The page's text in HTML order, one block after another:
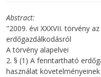
Abstract
"2009. évi XXXVII. törvény
erdőgazdálkodásról
A törvény alapelvei
2. § (1) A fenntartható
használat